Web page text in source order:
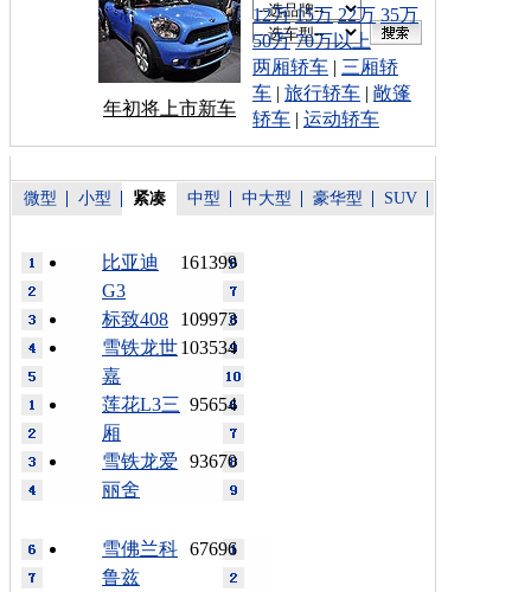
年初将上市新车
12万 15万 22万 35万
50万 70万以上
两厢轿车 | 三厢轿
车 | 旅行轿车 | 敞篷
轿车 | 运动轿车
微型 小型 紧凑 中型 中大型 豪华型 SUV
161399
比亚迪
G3
109973
标致408
103534
雪铁龙世
嘉
95654
莲花L3三
厢
93670
雪铁龙爱
丽舍
67696
雪佛兰科
鲁兹